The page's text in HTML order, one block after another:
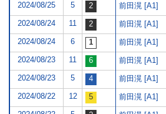
2024/08/25 5 前田滉 [A1]
2024/08/24 11 前田滉 [A1]
2024/08/24 6 前田滉 [A1]
2024/08/23 11 前田滉 [A1]
2024/08/23 5 前田滉 [A1]
2024/08/22 12 前田滉 [A1]